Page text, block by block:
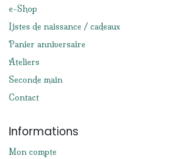
e-Shop
Listes de naissance / cadeaux
Panier anniversaire
Ateliers
Seconde main
Contact
Informations
Mon compte